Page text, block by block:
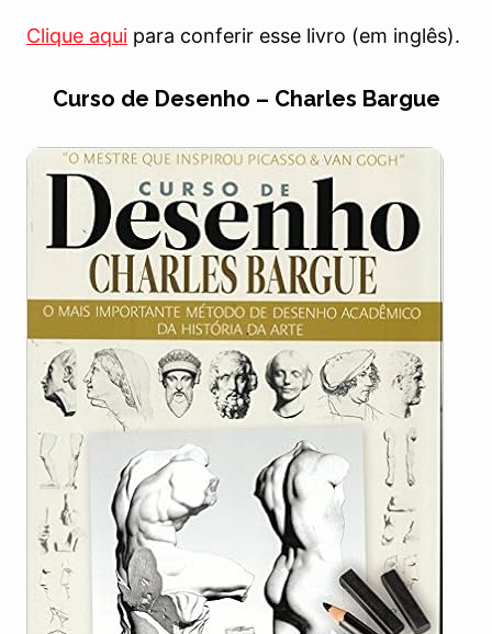
Clique aqui para conferir esse livro (em inglês).
Curso de Desenho – Charles Bargue